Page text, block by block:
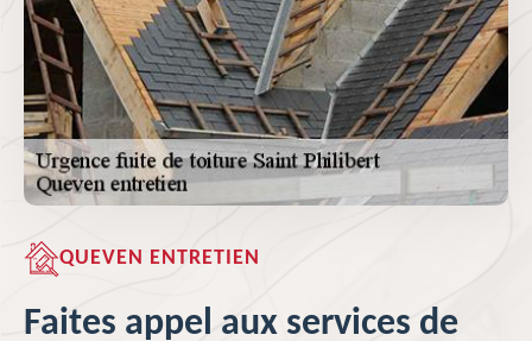
QUEVEN ENTRETIEN
Faites appel aux services de